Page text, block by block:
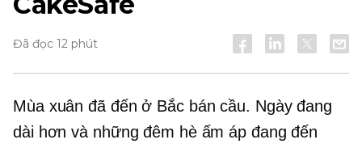
Đã đọc 12 phút
Mùa xuân đã đến ở Bắc bán cầu. Ngày đang
dài hơn và những đêm hè ấm áp đang đến